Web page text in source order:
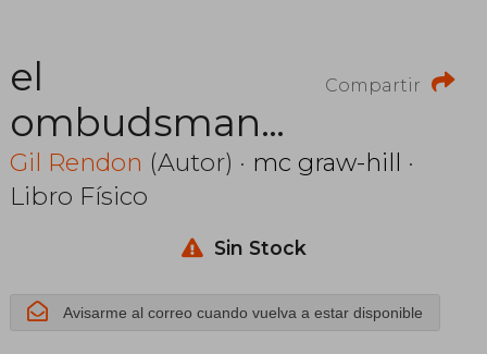
Compartir
el
ombudsman
en el derecho
constituciona
Gil Rendon (Autor) · mc graw-hill ·
Libro Físico
Sin Stock
Avisarme al correo cuando vuelva a estar disponible